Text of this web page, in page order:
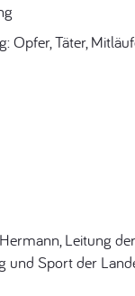
Opfer, Täter,
Leitung
und Sport der